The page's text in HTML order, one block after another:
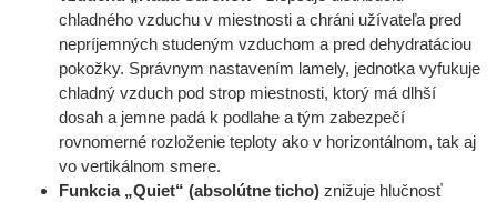
chladného vzduchu v miestnosti a chráni užívateľa pred
nepríjemných studeným vzduchom a pred dehydratáciou
pokožky. Správnym nastavením lamely, jednotka vyfukuje
chladný vzduch pod strop miestnosti, ktorý má dlhší
dosah a jemne padá k podlahe a tým zabezpečí
rovnomerné rozloženie teploty ako v horizontálnom, tak aj
vo vertikálnom smere.
Funkcia „Quiet“ (absolútne ticho)znižuje hlučnosť